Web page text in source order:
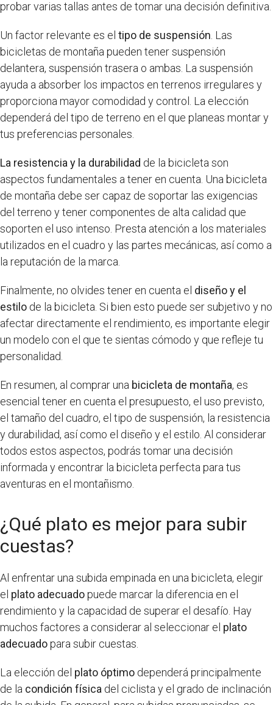
probar varias tallas antes de tomar una decisión definitiva.
Un factor relevante es el tipo de suspensión . Las
bicicletas de montaña pueden tener suspensión
delantera, suspensión trasera o ambas. La suspensión
ayuda a absorber los impactos en terrenos irregulares y
proporciona mayor comodidad y control. La elección
dependerá del tipo de terreno en el que planeas montar y
tus preferencias personales.
La resistencia y la durabilidad de la bicicleta son
aspectos fundamentales a tener en cuenta. Una bicicleta
de montaña debe ser capaz de soportar las exigencias
del terreno y tener componentes de alta calidad que
soporten el uso intenso. Presta atención a los materiales
utilizados en el cuadro y las partes mecánicas, así como a
la reputación de la marca.
Finalmente, no olvides tener en cuenta el diseño y el
estilo de la bicicleta. Si bien esto puede ser subjetivo y no
afectar directamente el rendimiento, es importante elegir
un modelo con el que te sientas cómodo y que refleje tu
personalidad.
En resumen, al comprar una bicicleta de montaña, es
esencial tener en cuenta el presupuesto, el uso previsto,
el tamaño del cuadro, el tipo de suspensión, la resistencia
y durabilidad, así como el diseño y el estilo. Al considerar
todos estos aspectos, podrás tomar una decisión
informada y encontrar la bicicleta perfecta para tus
aventuras en el montañismo.
¿Qué plato es mejor para subir
cuestas?
Al enfrentar una subida empinada en una bicicleta, elegir
el plato adecuadopuede marcar la diferencia en el
rendimiento y la capacidad de superar el desafío. Hay
muchos factores a considerar al seleccionar el plato
adecuadopara subir cuestas.
La elección del plato óptimo dependerá principalmente
de la condición física del ciclista y el grado de inclinación